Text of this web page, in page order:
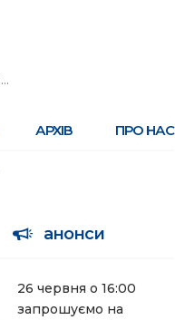
АРХІВ ПРО НАС
анонси
26 червня о 16:00
запрошуємо на